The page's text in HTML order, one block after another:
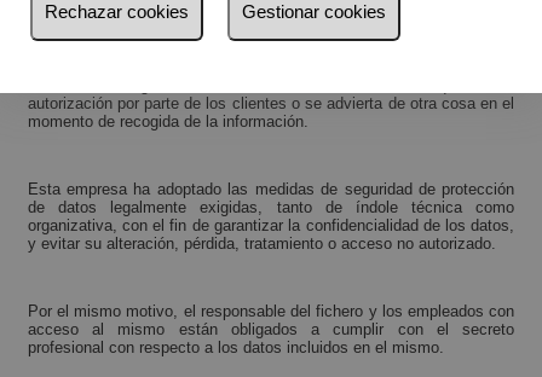
la Agencia Española de Protección de Datos.
autorización por parte de los clientes o se advierta de otra cosa en el
momento de recogida de la información.
Esta empresa ha adoptado las medidas de seguridad de protección
de datos legalmente exigidas, tanto de índole técnica como
organizativa, con el fin de garantizar la confidencialidad de los datos,
y evitar su alteración, pérdida, tratamiento o acceso no autorizado.
Por el mismo motivo, el responsable del fichero y los empleados con
acceso al mismo están obligados a cumplir con el secreto
profesional con respecto a los datos incluidos en el mismo.
Rechazar cookies Gestionar cookies